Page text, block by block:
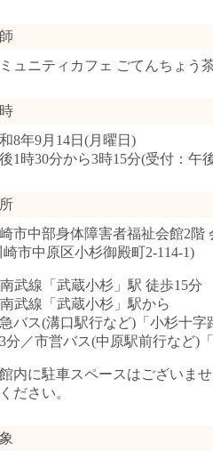
ュニティカフェ ごてんちょう
8年9月14日(月曜日)
1時30分から3時15分(受付：午
市中部身体障害者福祉会館2階
崎市中原区小杉御殿町2-114-1)
武線「武蔵小杉」駅 徒歩15分
武線「武蔵小杉」駅から
バス(溝口駅行など)「小杉十
分／市営バス(中原駅前行など)
内に駐車スペースはございま
ださい。